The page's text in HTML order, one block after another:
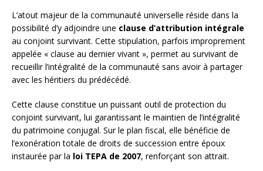
L’atout majeur de la communauté universelle réside dans la
possibilité d’y adjoindre une clause d’attribution intégrale
au conjoint survivant. Cette stipulation, parfois improprement
appelée « clause au dernier vivant », permet au survivant de
recueillir l’intégralité de la communauté sans avoir à partager
avec les héritiers du prédécédé.
Cette clause constitue un puissant outil de protection du
conjoint survivant, lui garantissant le maintien de l’intégralité
du patrimoine conjugal. Sur le plan fiscal, elle bénéficie de
l’exonération totale de droits de succession entre époux
instaurée par la loi TEPA de 2007, renforçant son attrait.